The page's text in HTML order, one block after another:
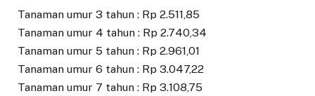
Tanaman umur 3 tahun : Rp 2.511,85
Tanaman umur 4 tahun : Rp 2.740,34
Tanaman umur 5 tahun : Rp 2.961,01
Tanaman umur 6 tahun : Rp 3.047,22
Tanaman umur 7 tahun : Rp 3.108,75